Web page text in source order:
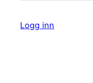
Logg inn